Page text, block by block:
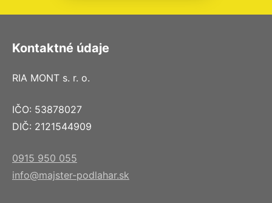
Kontaktné údaje
RIA MONT s. r. o.
IČO: 53878027
DIČ: 2121544909
0915 950 055
info@majster-podlahar.sk